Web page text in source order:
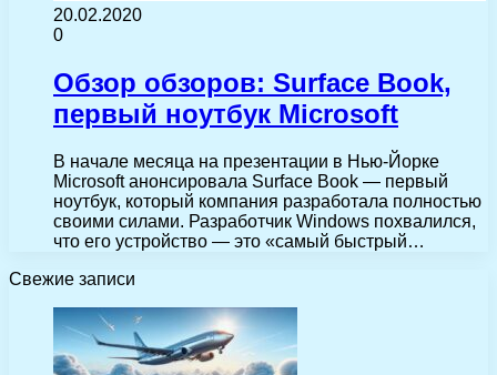
20.02.2020
0
Обзор обзоров: Surface Book,
первый ноутбук Microsoft
В начале месяца на презентации в Нью-Йорке
Microsoft анонсировала Surface Book — первый
ноутбук, который компания разработала полностью
своими силами. Разработчик Windows похвалился,
что его устройство — это «самый быстрый…
Свежие записи